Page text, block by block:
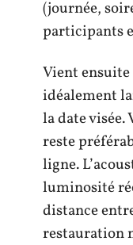
(journée,
participants
Vient
idéalement
la date visée.
reste
ligne.
luminosité
distance
restauration